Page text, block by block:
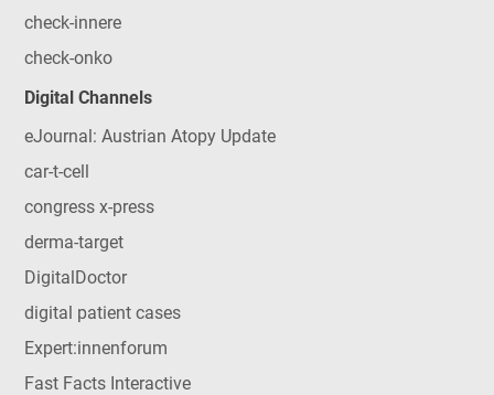
check-innere
check-onko
Digital Channels
eJournal: Austrian Atopy Update
car-t-cell
congress x-press
derma-target
DigitalDoctor
digital patient cases
Expert:innenforum
Fast Facts Interactive